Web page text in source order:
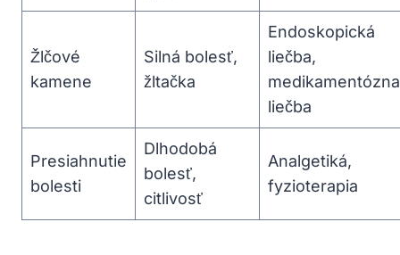
Žlčové
kamene
Silná bolesť,
žltačka
Endoskopická
liečba,
medikamentózna
liečba
Presiahnutie
bolesti
Dlhodobá
bolesť,
citlivosť
Analgetiká,
fyzioterapia